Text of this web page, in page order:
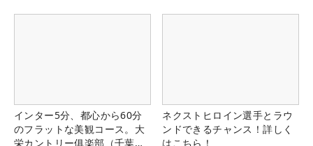
インター5分、都心から60分
のフラットな美観コース。大
栄カントリー俱楽部（千葉
ネクストヒロイン選手とラウ
ンドできるチャンス！詳しく
はこちら！